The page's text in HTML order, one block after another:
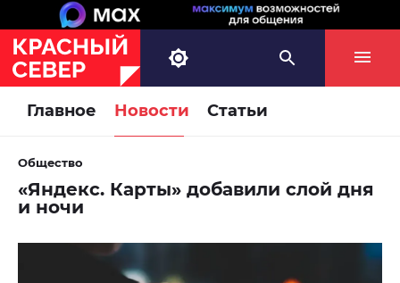
Главное Новости Статьи
Общество
«Яндекс. Карты» добавили слой дня
и ночи